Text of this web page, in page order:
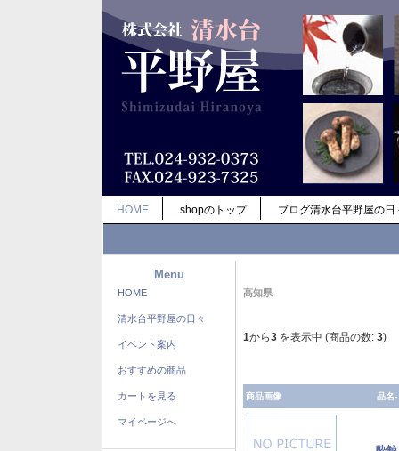
HOME shopのトップ ブログ清水台平野屋の日
Menu
HOME
清水台平野屋の日々
イベント案内
おすすめの商品
カートを見る
マイページへ
高知県
1から3 を表示中 (商品の数: 3)
商品画像 品名-